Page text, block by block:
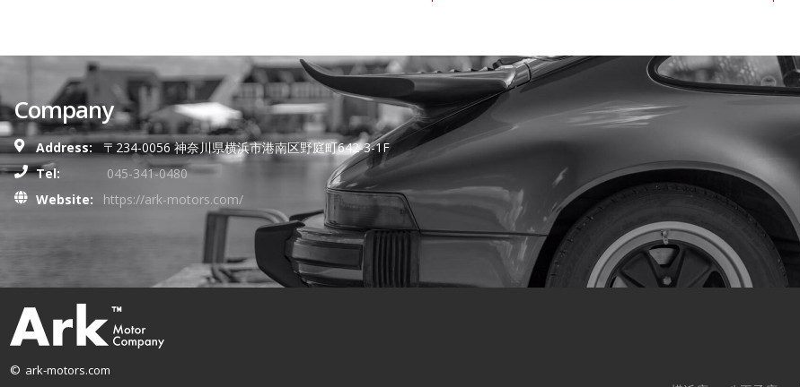
Company
Address:
〒234-0056 神奈川県横浜市港南区野庭町642-3-1F
Tel:
045-341-0480
Website:
https://ark-motors.com/
© ark-motors.com